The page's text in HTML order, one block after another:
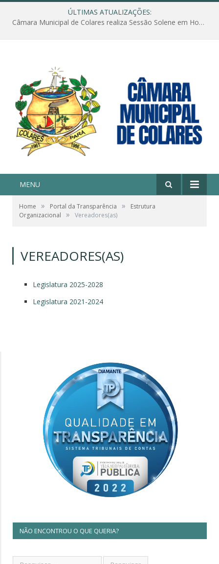
ÚLTIMAS ATUALIZAÇÕES:
Câmara Municipal de Colares realiza Sessão Solene em Homenagem ao Dia das Mães
MENU
Home » Portal da Transparência »
Estrutura
Organizacional
» Vereadores(as)
VEREADORES(AS)
Legislatura 2025-2028
Legislatura 2021-2024
NÃO ENCONTROU O QUE QUERIA?